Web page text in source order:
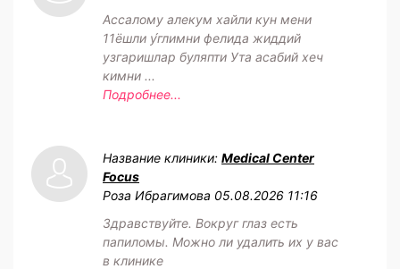
Ассалому алекум хайли кун мени
11ёшли у́глимни фелида жиддий
узгаришлар буляпти Ута асабий хеч
кимни ...
Подробнее...
Название клиники: Medical Center
Focus
Роза Ибрагимова 05.08.2026 11:16
Здравствуйте. Вокруг глаз есть
папиломы. Можно ли удалить их у вас
в клинике